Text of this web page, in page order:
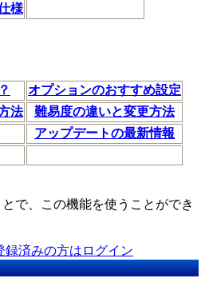
様
オプションのおすすめ設定
法
難易度の違いと変更方法
アップデートの最新情報
で、この機能を使うことができ
録済みの方はログイン